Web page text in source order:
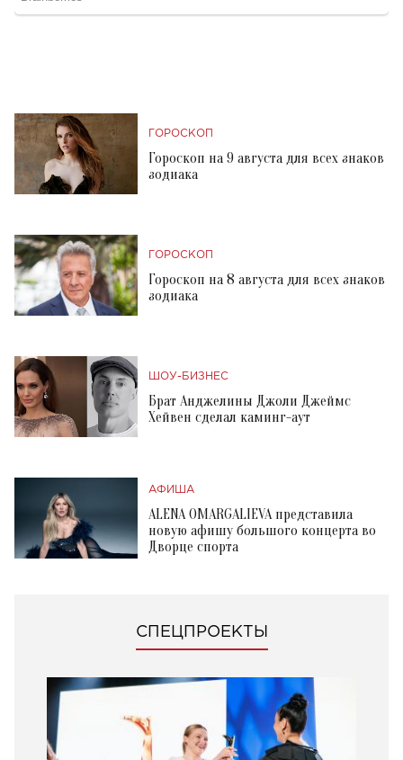
ГОРОСКОП
Гороскоп на 9 августа для всех знаков
зодиака
ГОРОСКОП
Гороскоп на 8 августа для всех знаков
зодиака
ШОУ-БИЗНЕС
Брат Анджелины Джоли Джеймс
Хейвен сделал каминг-аут
АФИША
ALENA OMARGALIEVA представила
новую афишу большого концерта во
Дворце спорта
СПЕЦПРОЕКТЫ